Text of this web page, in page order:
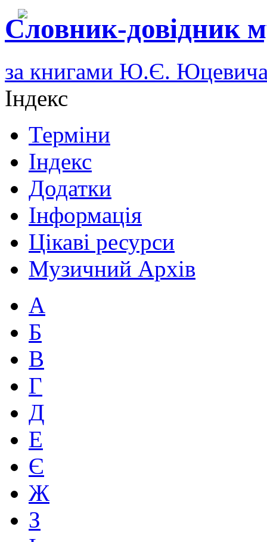
Словник-довідник
за книгами Ю.Є.
Індекс
Терміни
Індекс
Додатки
Інформація
Цікаві ресурси
Музичний Архів
А
Б
В
Г
Д
Е
Є
Ж
З